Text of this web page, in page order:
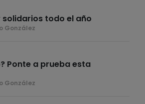
solidarios todo el año
González
Ponte a prueba esta
González